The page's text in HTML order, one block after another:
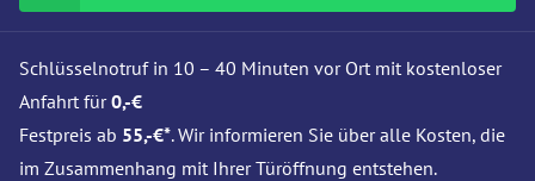
Schlüsselnotruf in 10 – 40 Minuten vor Ort mit kostenloser
Anfahrt für0,-€
Festpreis ab 55,-€*. Wir informieren Sie über alle Kosten, die
im Zusammenhang mit Ihrer Türöffnung entstehen.